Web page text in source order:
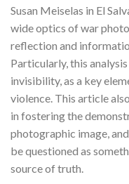
Susan Meiselas in El
wide optics of war
reflection and
Particularly, this
invisibility, as a key
violence. This article
in fostering the
photographic image,
be questioned as
source of truth.